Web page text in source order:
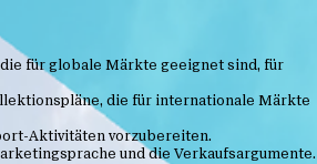
für globale Märkte geeignet sind, für
die für internationale Märkte
Aktivitäten vorzubereiten.
und die Verkaufsargumente.